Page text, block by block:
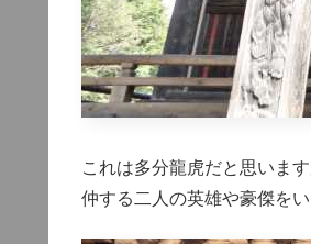
これは多分龍虎だと思いま
仲する二人の英雄や豪傑を